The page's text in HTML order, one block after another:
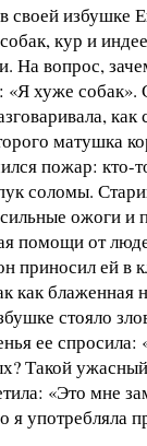
избушке
кур и
На вопрос,
«Я хуже
матушка
пожар: кто-
соломы.
ожоги и
помощи от
приносил ей в
как блаженная
стояло
ее
Такой
«Это мне
я употребляла